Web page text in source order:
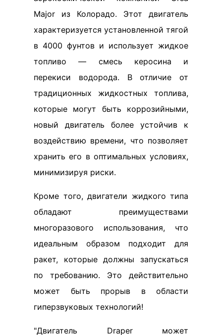
Major из Колорадо. Этот двигатель
характеризуется установленной тягой
в 4000 фунтов и использует жидкое
топливо — смесь керосина и
перекиси водорода. В отличие от
традиционных жидкостных топлива,
которые могут быть коррозийными,
новый двигатель более устойчив к
воздействию времени, что позволяет
хранить его в оптимальных условиях,
минимизируя риски.
Кроме того, двигатели жидкого типа
обладают преимуществами
многоразового использования, что
идеальным образом подходит для
ракет, которые должны запускаться
по требованию. Это действительно
может быть прорыв в области
гиперзвуковых технологий!
"Двигатель Draper может